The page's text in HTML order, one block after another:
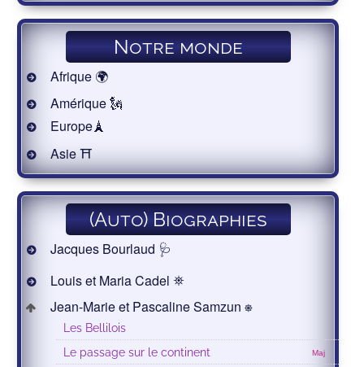
Notre monde
Afrique 🌍
Amérique 🗽
Europe🗼
Asie ⛩
(Auto) Biographies
Jacques Bourlaud 🩺
Louis et Maria Cadel ⛯
Jean-Marie et Pascaline Samzun ⎈
Les Bellilois
Maj
Le passage sur le continent